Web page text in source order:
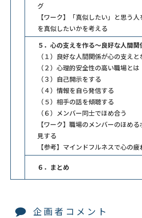
グ
【ワーク】「真似したい」と思う人
を真似したいかを考える
５．心の支えを作る～良好な人間関
（１）良好な人間関係が心の支えと
（２）心理的安全性の高い職場とは
（３）自己開示をする
（４）情報を自ら発信する
（５）相手の話を傾聴する
（６）メンバー同士でほめ合う
【ワーク】職場のメンバーのほめ
見する
【参考】マインドフルネスで心の
６．まとめ
企画者コメント